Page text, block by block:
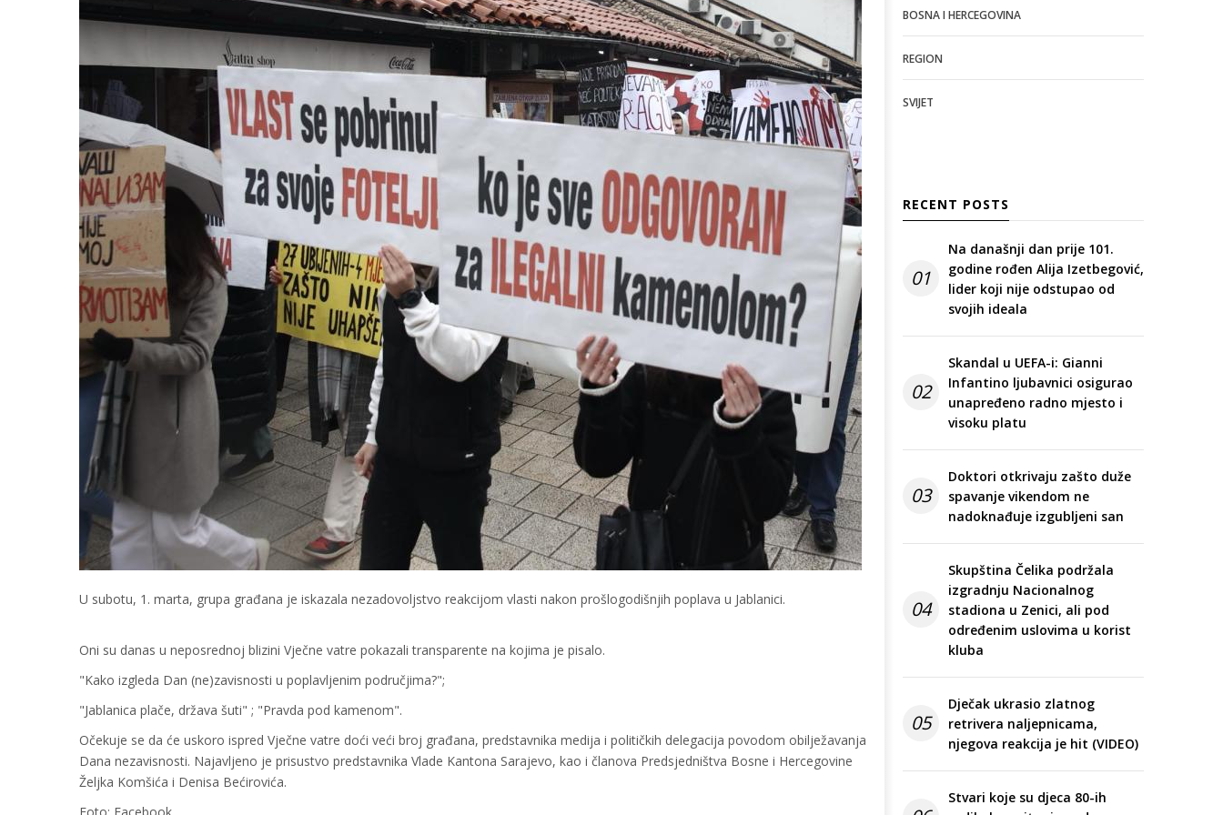
U subotu, 1. marta, grupa građana je iskazala nezadovoljstvo reakcijom vlasti nakon prošlogodišnjih poplava u Jablanici.
Oni su danas u neposrednoj blizini Vječne vatre pokazali transparente na kojima je pisalo.
"Kako izgleda Dan (ne)zavisnosti u poplavljenim područjima?";
"Jablanica plače, država šuti" ; "Pravda pod kamenom".
Očekuje se da će uskoro ispred Vječne vatre doći veći broj građana, predstavnika medija i političkih delegacija povodom obilježavanja
Dana nezavisnosti. Najavljeno je prisustvo predstavnika Vlade Kantona Sarajevo, kao i članova Predsjedništva Bosne i Hercegovine
Željka Komšića i Denisa Bećirovića.
BOSNA I HERCEGOVINA
REGION
SVIJET
RECENT POSTS
01
Na današnji dan prije 101.
godine rođen Alija Izetbegović,
lider koji nije odstupao od
svojih ideala
02
Skandal u UEFA-i: Gianni
Infantino ljubavnici osigurao
unapređeno radno mjesto i
visoku platu
03
Doktori otkrivaju zašto duže
spavanje vikendom ne
nadoknađuje izgubljeni san
04
Skupština Čelika podržala
izgradnju Nacionalnog
stadiona u Zenici, ali pod
određenim uslovima u korist
kluba
05
Dječak ukrasio zlatnog
retrivera naljepnicama,
njegova reakcija je hit (VIDEO)
Stvari koje su djeca 80-ih